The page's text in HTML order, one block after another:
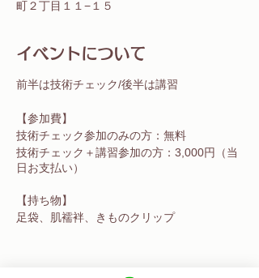
町２丁目１１−１５
イベントについて
前半は技術チェック/後半は講習
【参加費】
技術チェック参加のみの方：無料
技術チェック＋講習参加の方：3,000円（当
日お支払い）
【持ち物】
足袋、肌襦袢、きものクリップ